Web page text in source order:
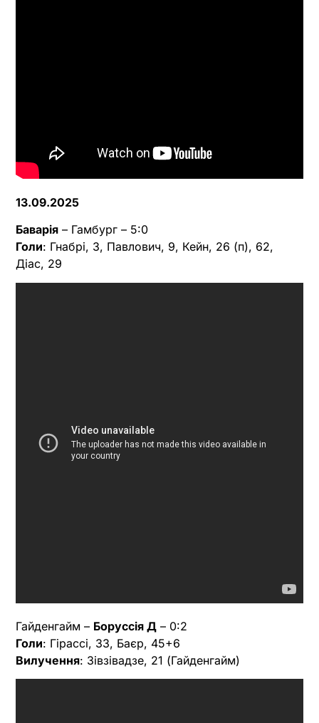
13.09.2025
Баварія – Гамбург – 5:0
Голи: Гнабрі, 3, Павлович, 9, Кейн, 26 (п), 62,
Діас, 29
Гайденгайм – Боруссія Д – 0:2
Голи: Гірассі, 33, Баєр, 45+6
Вилучення: Зівзівадзе, 21 (Гайденгайм)